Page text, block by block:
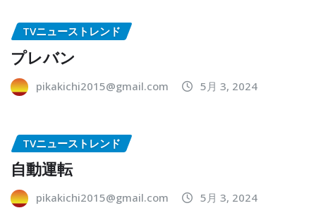
TVニューストレンド
プレバン
pikakichi2015@gmail.com 5月 3, 2024
TVニューストレンド
自動運転
pikakichi2015@gmail.com 5月 3, 2024